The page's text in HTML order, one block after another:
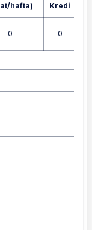
hafta)
Kredi
0 0